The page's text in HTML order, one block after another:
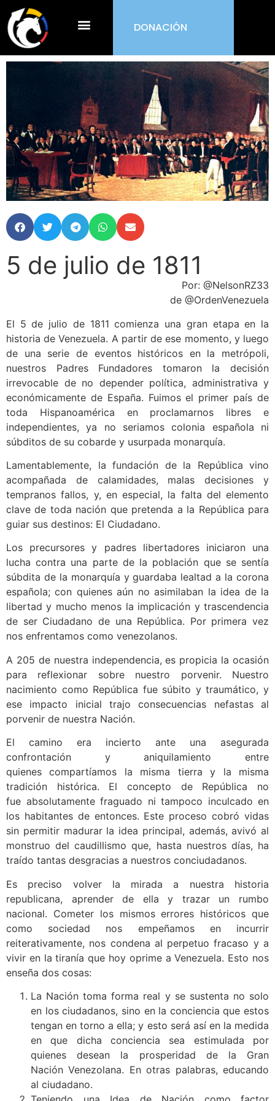
DONACIÓN
5 de julio de 1811
Por: @NelsonRZ33
de @OrdenVenezuela
El 5 de julio de 1811 comienza una gran etapa en la
historia de Venezuela. A partir de ese momento, y luego
de una serie de eventos históricos en la metrópoli,
nuestros Padres Fundadores tomaron la decisión
irrevocable de no depender política, administrativa y
económicamente de España. Fuimos el primer país de
toda Hispanoamérica en proclamarnos libres e
independientes, ya no seriamos colonia española ni
súbditos de su cobarde y usurpada monarquía.
Lamentablemente, la fundación de la República vino
acompañada de calamidades, malas decisiones y
tempranos fallos, y, en especial, la falta del elemento
clave de toda nación que pretenda a la República para
guiar sus destinos: El Ciudadano.
Los precursores y padres libertadores iniciaron una
lucha contra una parte de la población que se sentía
súbdita de la monarquía y guardaba lealtad a la corona
española; con quienes aún no asimilaban la idea de la
libertad y mucho menos la implicación y trascendencia
de ser Ciudadano de una República. Por primera vez
nos enfrentamos como venezolanos.
A 205 de nuestra independencia, es propicia la ocasión
para reflexionar sobre nuestro porvenir. Nuestro
nacimiento como República fue súbito y traumático, y
ese impacto inicial trajo consecuencias nefastas al
porvenir de nuestra Nación.
El camino era incierto ante una asegurada
confrontación y aniquilamiento entre
quienes compartíamos la misma tierra y la misma
tradición histórica. El concepto de República no
fue absolutamente fraguado ni tampoco inculcado en
los habitantes de entonces. Este proceso cobró vidas
sin permitir madurar la idea principal, además, avivó al
monstruo del caudillismo que, hasta nuestros días, ha
traído tantas desgracias a nuestros conciudadanos.
Es preciso volver la mirada a nuestra historia
republicana, aprender de ella y trazar un rumbo
nacional. Cometer los mismos errores históricos que
como sociedad nos empeñamos en incurrir
reiterativamente, nos condena al perpetuo fracaso y a
vivir en la tiranía que hoy oprime a Venezuela. Esto nos
enseña dos cosas:
La Nación toma forma real y se sustenta no solo
en los ciudadanos, sino en la conciencia que estos
tengan en torno a ella; y esto será así en la medida
en que dicha conciencia sea estimulada por
quienes desean la prosperidad de la Gran
Nación Venezolana. En otras palabras, educando
al ciudadano.